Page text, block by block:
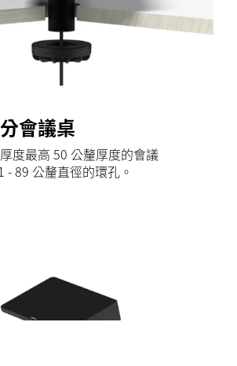
會議桌
度最高 50 公釐厚度的會議
- 89 公釐直徑的環孔。